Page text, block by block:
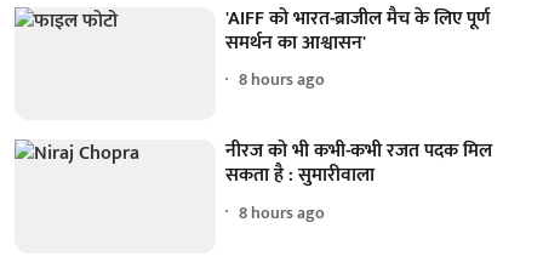
'AIFF को भारत-ब्राजील मैच के लिए पूर्ण
समर्थन का आश्वासन'
8 hours ago
नीरज को भी कभी-कभी रजत पदक मिल
सकता है : सुमारीवाला
8 hours ago